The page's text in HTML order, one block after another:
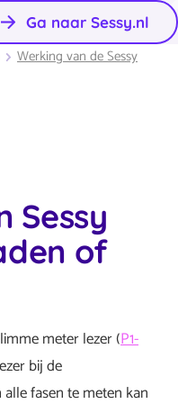
Ga naar Sessy.nl
Werking van de Sessy
Sessy
of
meter lezer (P1-
bij de
fasen te meten kan